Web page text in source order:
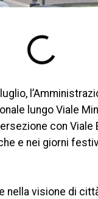
lungo Viale
con Viale
e nei giorni
nella visione di